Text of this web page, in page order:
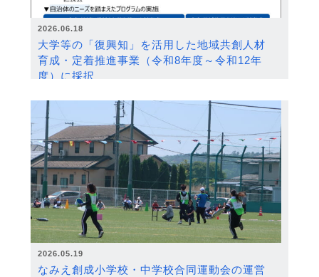
2026.06.18
大学等の「復興知」を活用した地域共創人材
育成・定着推進事業（令和8年度～令和12年
度）に採択
2026.05.19
なみえ創成小学校・中学校合同運動会の運営